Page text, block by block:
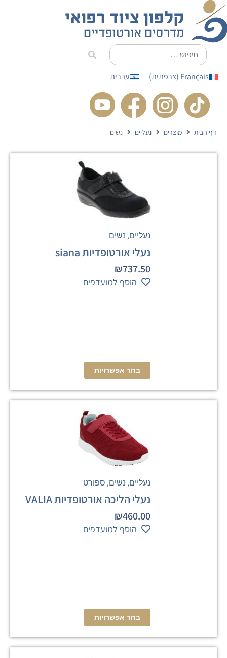
לתוכן
Français
(צרפתית) עברית
דף הבית מוצרים נעליים נשים
נעליים, נשים
נעלי אורטופדיות siana
₪737.50
הוסף למועדפים
בחר אפשרויות
נעליים, נשים, ספורט
נעלי הליכה אורטופדיות VALIA
₪460.00
הוסף למועדפים
בחר אפשרויות